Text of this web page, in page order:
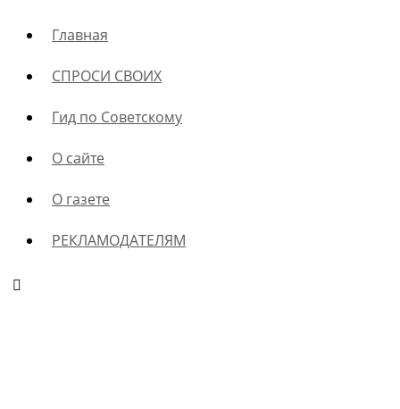
Главная
СПРОСИ СВОИХ
Гид по Советскому
О сайте
О газете
РЕКЛАМОДАТЕЛЯМ